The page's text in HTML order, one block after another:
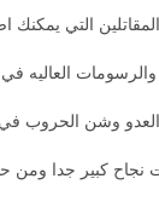
التي يمكنك
وشن الحروب في